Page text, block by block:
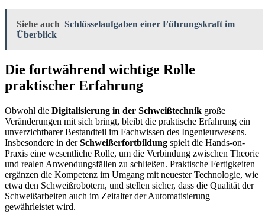
Siehe auch Schlüsselaufgaben einer Führungskraft im
Überblick
Die fortwährend wichtige Rolle
praktischer Erfahrung
Obwohl die Digitalisierung in der Schweißtechnik große
Veränderungen mit sich bringt, bleibt die praktische Erfahrung ein
unverzichtbarer Bestandteil im Fachwissen des Ingenieurwesens.
Insbesondere in derSchweißerfortbildung spielt die Hands-on-
Praxis eine wesentliche Rolle, um die Verbindung zwischen Theorie
und realen Anwendungsfällen zu schließen. Praktische Fertigkeiten
ergänzen die Kompetenz im Umgang mit neuester Technologie, wie
etwa den Schweißrobotern, und stellen sicher, dass die Qualität der
Schweißarbeiten auch im Zeitalter der Automatisierung
gewährleistet wird.